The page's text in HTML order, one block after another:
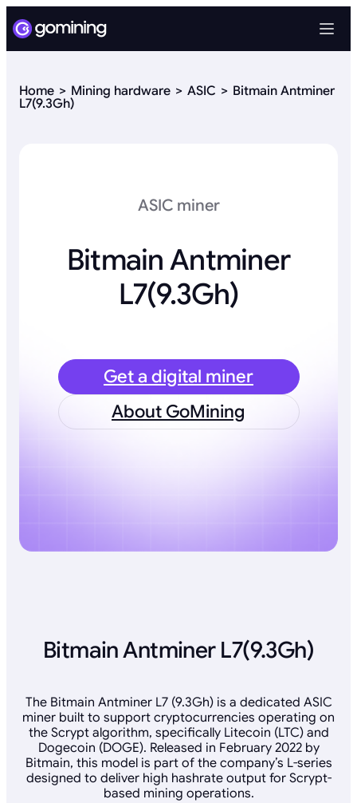
Home Mining hardware ASIC
Bitmain Antminer
L7(9.3Gh)
ASIC miner
Bitmain Antminer
L7(9.3Gh)
Get a digital miner
About GoMining
Bitmain Antminer L7(9.3Gh)
The Bitmain Antminer L7 (9.3Gh) is a dedicated ASIC
miner built to support cryptocurrencies operating on
the Scrypt algorithm, specifically Litecoin (LTC) and
Dogecoin (DOGE). Released in February 2022 by
Bitmain, this model is part of the company’s L-series
designed to deliver high hashrate output for Scrypt-
based mining operations.